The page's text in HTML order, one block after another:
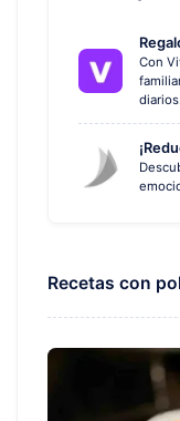
Con
Recetas con